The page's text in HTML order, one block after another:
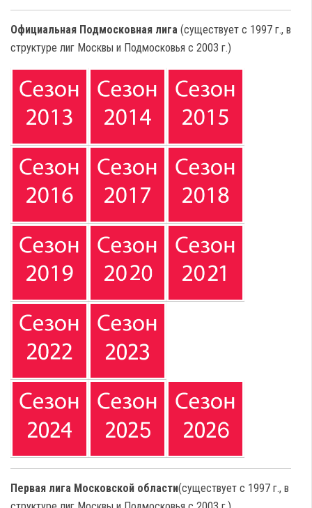
Официальная Подмосковная лига (существует с 1997 г., в
структуре лиг Москвы и Подмосковья с 2003 г.)
Первая лига Московской области(существует с 1997 г., в